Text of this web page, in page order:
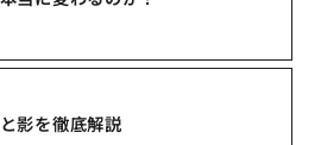
影を徹底解説